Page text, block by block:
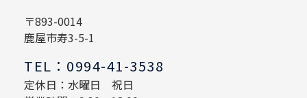
〒893-0014
鹿屋市寿3-5-1
TEL：0994-41-3538
定休日：水曜日 祝日